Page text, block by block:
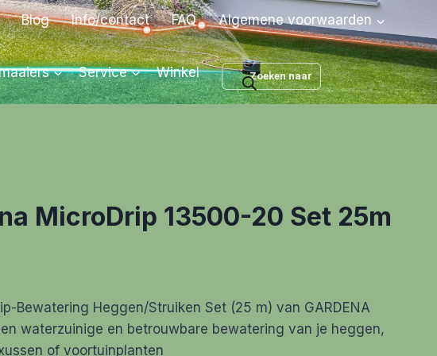
Blog Info/contact FAQ Algemene voorwaarden
Service Winkel
Producten
zoeken
MicroDrip 13500-20 Set 25m
Bewatering Heggen/Struiken Set (25 m) van GARDENA
waterzuinige en betrouwbare bewatering van je heggen,
of voortuinplanten